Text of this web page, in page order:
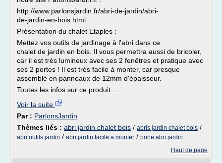
http://www.parlonsjardin.fr/abri-de-jardin/abri-
de-jardin-en-bois.html
Présentation du chalet Etaples :
Mettez vos outils de jardinage à l'abri dans ce
chalet de jardin en bois. Il vous permettra aussi de bricoler,
car il est très lumineux avec ses 2 fenêtres et pratique avec
ses 2 portes ! Il est très facile à monter, car presque
assemblé en panneaux de 12mm d'épaisseur.
Toutes les infos sur ce produit :...
Voir la suite
Par : ParlonsJardin
Thèmes liés : abri jardin chalet bois / abris jardin chalet bois /
abri outils jardin / abri jardin facile a monter / porte abri jardin
Haut de page